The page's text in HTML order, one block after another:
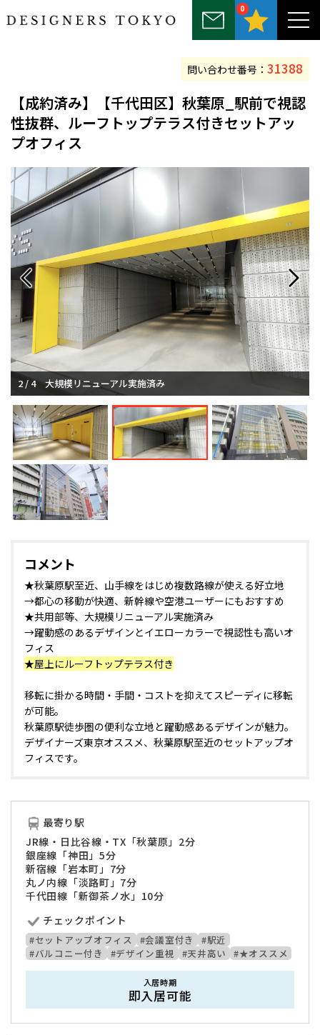
0
～25坪 25坪～50坪 50坪～75坪
75坪～100坪
【成約済み】【千代田区】秋葉原_駅前で視認
性抜群、ルーフトップテラス付きセットアッ
プオフィス
問い合わせ番号： 31388
2 / 4 大規模リニューアル実施済み
コメント
★秋葉原駅至近、山手線をはじめ複数路線が使える好立地
→都心の移動が快適、新幹線や空港ユーザーにもおすすめ
★共用部等、大規模リニューアル実施済み
→躍動感のあるデザインとイエローカラーで視認性も高いオ
フィス
★屋上にルーフトップテラス付き
移転に掛かる時間・手間・コストを抑えてスピーディに移転
が可能。
秋葉原駅徒歩圏の便利な立地と躍動感あるデザインが魅力。
デザイナーズ東京オススメ、秋葉原駅至近のセットアップオ
フィスです。
最寄り駅
JR線・日比谷線・TX「秋葉原」2分
銀座線「神田」5分
新宿線「岩本町」7分
丸ノ内線「淡路町」7分
千代田線「新御茶ノ水」10分
チェックポイント
#セットアップオフィス #会議室付き
#駅近
#バルコニー付き
#デザイン重視 #天井高い #★オススメ
入居時期
即入居可能